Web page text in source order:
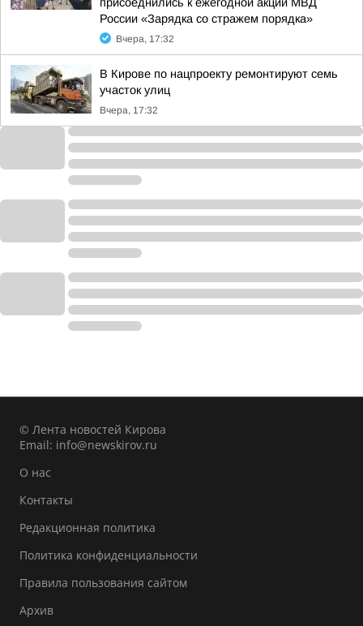
России «Зарядка со стражем порядка»
Вчера, 17:32
В Кирове по нацпроекту ремонтируют семь
участок улиц
Вчера, 17:32
© Лента новостей Кирова
Email: info@newskirov.ru
О нас
Контакты
Редакционная политика
Политика конфиденциальности
Правила пользования сайтом
Архив